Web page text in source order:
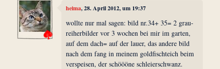
heima, 28. April 2012, um 19:37
wollte nur mal sagen: bild nr.34+ 35= 2 grau-
reiherbilder vor 3 wochen bei mir im garten,
auf dem dach= auf der lauer, das andere bild
nach dem fang in meinem goldfischteich beim
verspeisen, der schöööne schleierschwanz.